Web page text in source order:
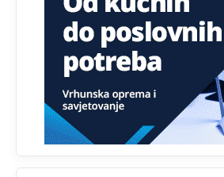
Анонимно2806721 12:39
791 BiH nije priznala Kosovo kao
genocidna tvorevina pravi smetnju a
davnopriznala.Nasvakom proizvodu
uvoznik za Kosovo
Анонимно2806721
12:45